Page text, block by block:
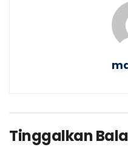
Tinggalkan